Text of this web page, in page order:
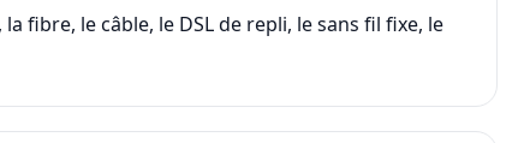
fibre, le câble, le DSL de repli, le sans fil fixe, le